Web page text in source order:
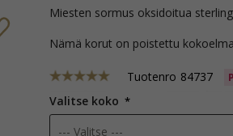
Miesten sormus oksidoitua
Nämä korut on poistettu
Tuotenro 84737
Valitse koko